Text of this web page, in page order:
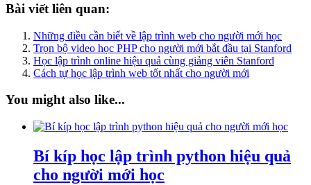
Bài viết liên quan:
Những điều cần biết về lập trình web cho người mới học
Trọn bộ video học PHP cho người mới bắt đầu tại Stanford
Học lập trình online hiệu quả cùng giảng viên Stanford
Cách tự học lập trình web tốt nhất cho người mới
You might also like...
Bí kíp học lập trình python hiệu quả
cho người mới học